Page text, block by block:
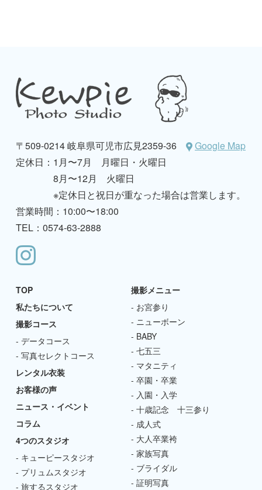
〒509-0214 岐阜県可児市広見2359-36
Google Map
定休日： 1月〜7月 月曜日・火曜日
8月〜12月 火曜日
※定休日と祝日が重なった場合は営業します。
営業時間：10:00〜18:00
TEL：0574-63-2888
TOP
私たちについて
撮影コース
データコース
写真セレクトコース
レンタル衣装
お客様の声
ニュース・イベント
コラム
4つのスタジオ
キューピースタジオ
プリュムスタジオ
旅するスタジオ
撮影メニュー
お宮参り
ニューボーン
BABY
七五三
マタニティ
卒園・卒業
入園・入学
十歳記念 十三参り
成人式
大人卒業袴
家族写真
ブライダル
証明写真